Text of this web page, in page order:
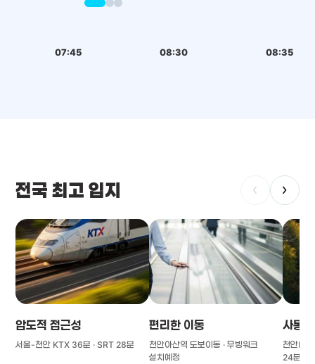
07:45 08:30 08:35
전국 최고 입지 ‹ ›
압도적 접근성
서울-천안 KTX 36분 · SRT 28분
편리한 이동
천안아산역 도보이동 · 무빙워크
설치예정
사통
천안IC(
24분